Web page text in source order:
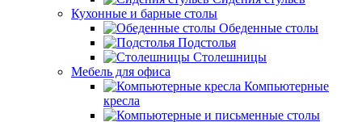
Кухонные и барные столы
Обеденные столы
Подстолья
Столешницы
Мебель для офиса
Компьютерные
кресла